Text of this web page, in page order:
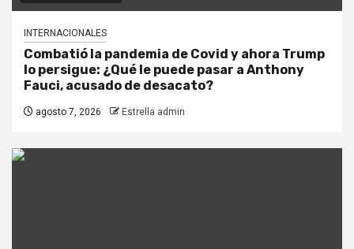
INTERNACIONALES
Combatió la pandemia de Covid y ahora Trump
lo persigue: ¿Qué le puede pasar a Anthony
Fauci, acusado de desacato?
agosto 7, 2026 Estrella admin